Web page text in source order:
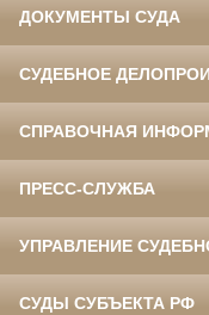
ДОКУМЕНТЫ СУДА
СУДЕБНОЕ
СПРАВОЧНАЯ
ПРЕСС-СЛУЖБА
УПРАВЛЕНИЕ
СУДЫ СУБЪЕКТА РФ